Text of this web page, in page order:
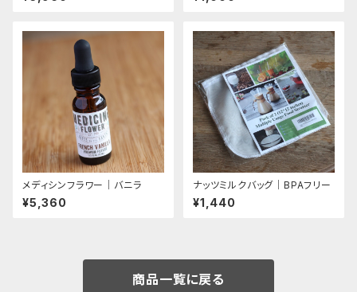
メディシンフラワー｜バニラ
¥5,360
ナッツミルクバッグ｜BPAフリー
¥1,440
商品一覧に戻る